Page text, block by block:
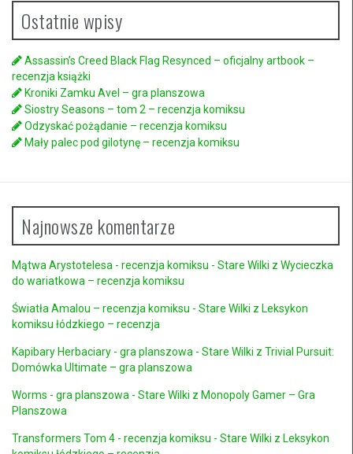
Ostatnie wpisy
Assassin’s Creed Black Flag Resynced – oficjalny artbook –
recenzja książki
Kroniki Zamku Avel – gra planszowa
Siostry Seasons – tom 2 – recenzja komiksu
Odzyskać pożądanie – recenzja komiksu
Mały palec pod gilotynę – recenzja komiksu
Najnowsze komentarze
Mątwa Arystotelesa - recenzja komiksu - Stare Wilki z Wycieczka
do wariatkowa – recenzja komiksu
Światła Amalou – recenzja komiksu - Stare Wilki z Leksykon
komiksu łódzkiego – recenzja
Kapibary Herbaciary - gra planszowa - Stare Wilki z Trivial Pursuit:
Domówka Ultimate – gra planszowa
Worms - gra planszowa - Stare Wilki z Monopoly Gamer – Gra
Planszowa
Transformers Tom 4 - recenzja komiksu - Stare Wilki z Leksykon